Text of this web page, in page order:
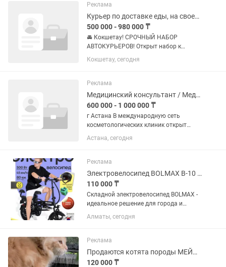
новое. Бренд: Callaway. ...
Реклама
Курьер по доставке еды, на своей машине, Кокшетау
500 000 - 980 000 ₸
🚘 Кокшетау! СРОЧНЫЙ НАБОР
АВТОКУРЬЕРОВ! Открыт набор к
партнёру сервиса Яндекс.Еда. 💰 Доход
— от 20 000 тг в день⚡ Моментальные
личном автомобиле✅ Свободный...
Кокшетау, сегодня
Реклама
Медицинский консультант / Медсестра
600 000 - 1 000 000 ₸
г Астана В международную сеть
косметологических клиник открыт
набор на вакансию Медицинский
консультант Что предлагаем: •
(оклад 300.000 тг + бонусы) • график
на...
Астана, сегодня
Реклама
Электровелосипед BOLMAX B-10 14 дюйм 2026 14 дюймов черный
110 000 ₸
Складной электровелосипед BOLMAX -
идеальное решение для города и
отдыха Компактный и мощный
электровелосипед BOLMAX создан для
и активного отдыха. Благодаря...
Алматы, сегодня
Реклама
Продаются котята породы МЕЙН-КУН
120 000 ₸